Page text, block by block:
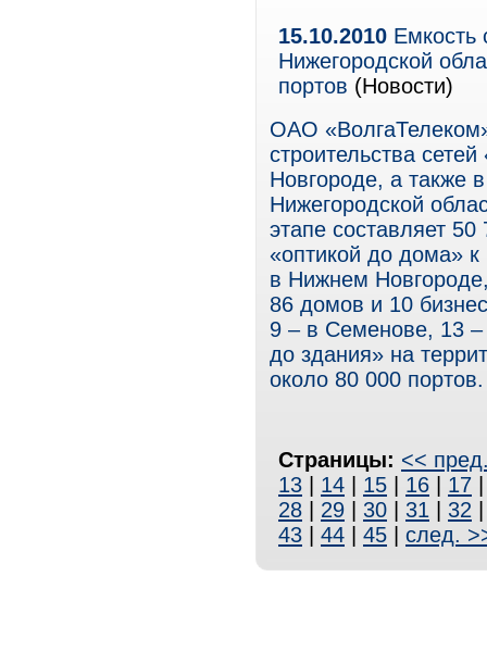
15.10.2010 Емкость
Нижегородской
портов (Новости)
ОАО
строительства
Новгороде, а также
Нижегородской
этапе составляет
«оптикой до дома»
в Нижнем
86 домов и 10
9 – в Семенове, 13 –
до здания» на
около 80 000 портов.
Страницы: <<
13
14 15 16 17
28
29 30 31 32
43
44 45 след.